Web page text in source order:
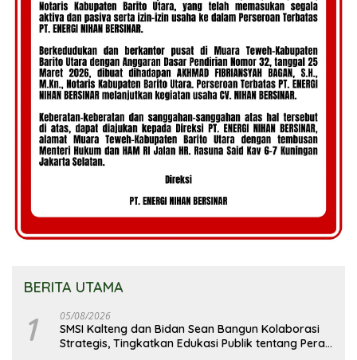
BERITA UTAMA
1 05/08/2026
SMSI Kalteng dan Bidan Sean Bangun Kolaborasi
Strategis, Tingkatkan Edukasi Publik tentang Peran